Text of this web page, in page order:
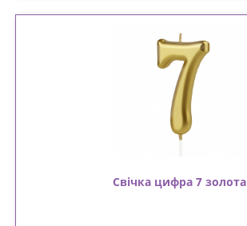
Свічка цифра 7 золота